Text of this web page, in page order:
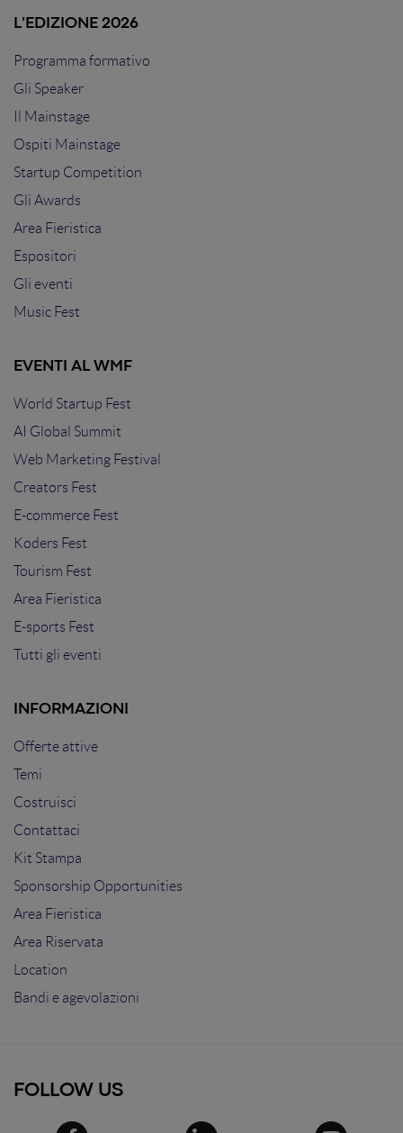
L'EDIZIONE 2026
Programma formativo
Gli Speaker
Il Mainstage
Ospiti Mainstage
Startup Competition
Gli Awards
Area Fieristica
Espositori
Gli eventi
Music Fest
EVENTI AL WMF
World Startup Fest
AI Global Summit
Web Marketing Festival
Creators Fest
E-commerce Fest
Koders Fest
Tourism Fest
Area Fieristica
E-sports Fest
Tutti gli eventi
INFORMAZIONI
Offerte attive
Temi
Costruisci
Contattaci
Kit Stampa
Sponsorship Opportunities
Area Fieristica
Area Riservata
Location
Bandi e agevolazioni
FOLLOW US